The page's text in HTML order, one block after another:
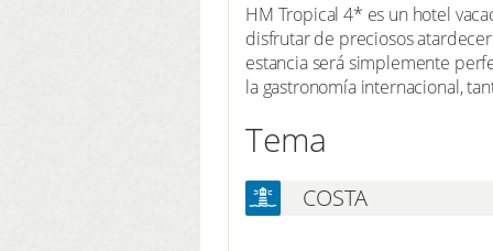
HM Tropical 4* es un hotel
disfrutar de preciosos
estancia será simplemente
la gastronomía internacional,
Tema
COSTA